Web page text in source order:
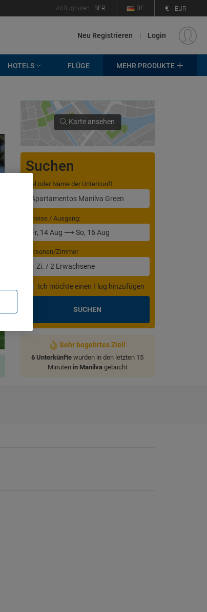
Abflughafen BER DE € EUR
Neu Registrieren | Login
HOTELS FLÜGE MEHR PRODUKTE
Karte ansehen
Suchen
Ziel oder Name der Unterkunft
Anreise / Ausgang:
Personen/Zimmer
1 Zi. / 2 Erwachsene
Ich möchte einen Flug hinzufügen
SUCHEN
Sehr begehrtes Ziel!
6 Unterkünfte wurden in den letzten 15
Minutenin Manilvagebucht